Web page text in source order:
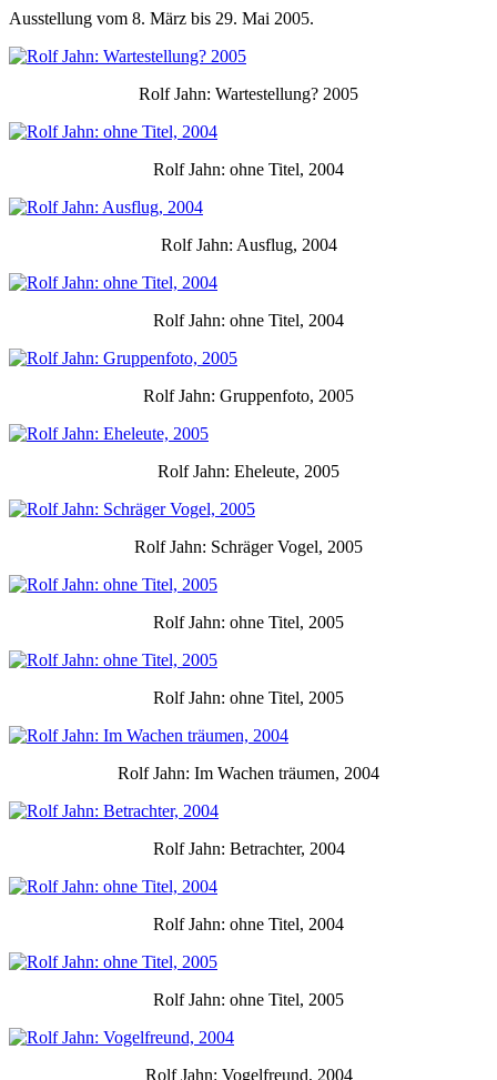
Ausstellung vom 8. März bis 29. Mai 2005.
Rolf Jahn: Wartestellung? 2005
Rolf Jahn: ohne Titel, 2004
Rolf Jahn: Ausflug, 2004
Rolf Jahn: ohne Titel, 2004
Rolf Jahn: Gruppenfoto, 2005
Rolf Jahn: Eheleute, 2005
Rolf Jahn: Schräger Vogel, 2005
Rolf Jahn: ohne Titel, 2005
Rolf Jahn: ohne Titel, 2005
Rolf Jahn: Im Wachen träumen, 2004
Rolf Jahn: Betrachter, 2004
Rolf Jahn: ohne Titel, 2004
Rolf Jahn: ohne Titel, 2005
Rolf Jahn: Vogelfreund, 2004